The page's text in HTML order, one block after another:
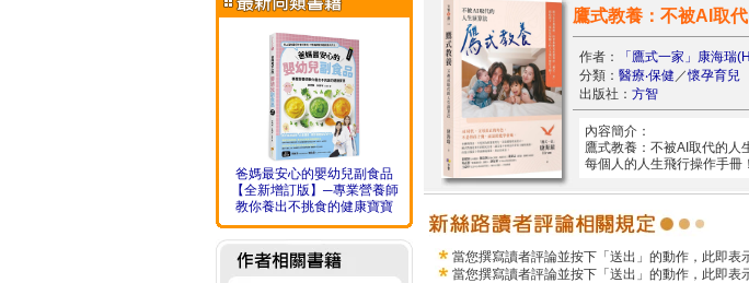
爸媽最安心的嬰幼兒副食品
【全新增訂版】─專業營養師
教你養出不挑食的健康寶寶
鷹式教養：不被AI取
作者：
「鷹式一家」康海瑞
分類： 醫療‧保健 ／懷孕育兒
出版社： 方智
內容簡介：
鷹式教養：不被AI取代的人
每個人的人生飛行操作手冊
當您撰寫讀者評論並按下「送出」的動作，此即表
當您撰寫讀者評論並按下「送出」的動作，此即表